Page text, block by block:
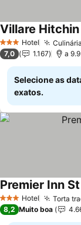
3 EstrelasHotel
Villare
7,0 1.167 a
Selecione as
exatos.
3 EstrelasHotel Torta
Premier Inn
8,2 Muito boa